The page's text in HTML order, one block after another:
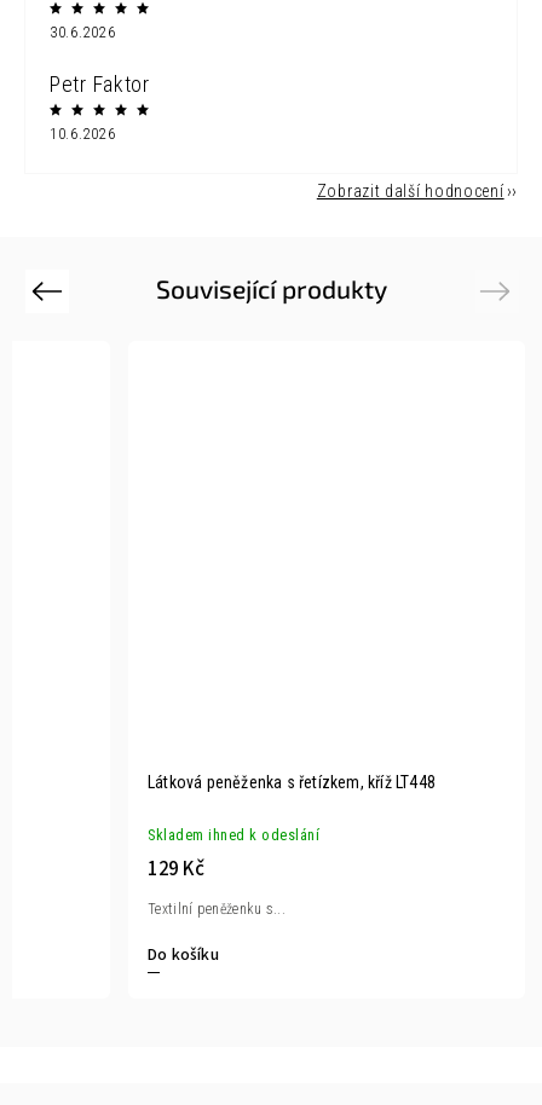
30.6.2026
Petr Faktor
10.6.2026
Zobrazit další hodnocení
Související produkty
Previous
Látková peněženka s řetízkem, kříž LT448
Skladem ihned k odeslání
129 Kč
Do košíku
Textilní peněženku s...
Next